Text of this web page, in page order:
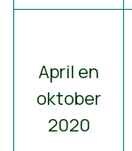
April en
oktober
2020